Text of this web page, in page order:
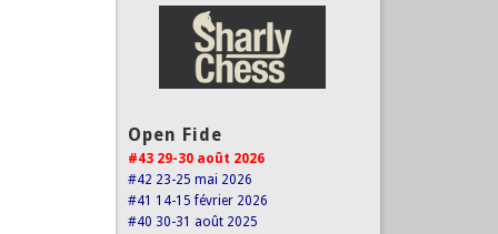
Open Fide
#43 29-30 août 2026
#42 23-25 mai 2026
#41 14-15 février 2026
#40 30-31 août 2025